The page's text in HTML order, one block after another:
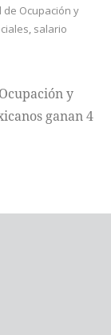
de Ocupación y
, salario
y
ganan 4